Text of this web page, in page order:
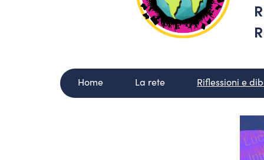
Home La rete Riflessioni e